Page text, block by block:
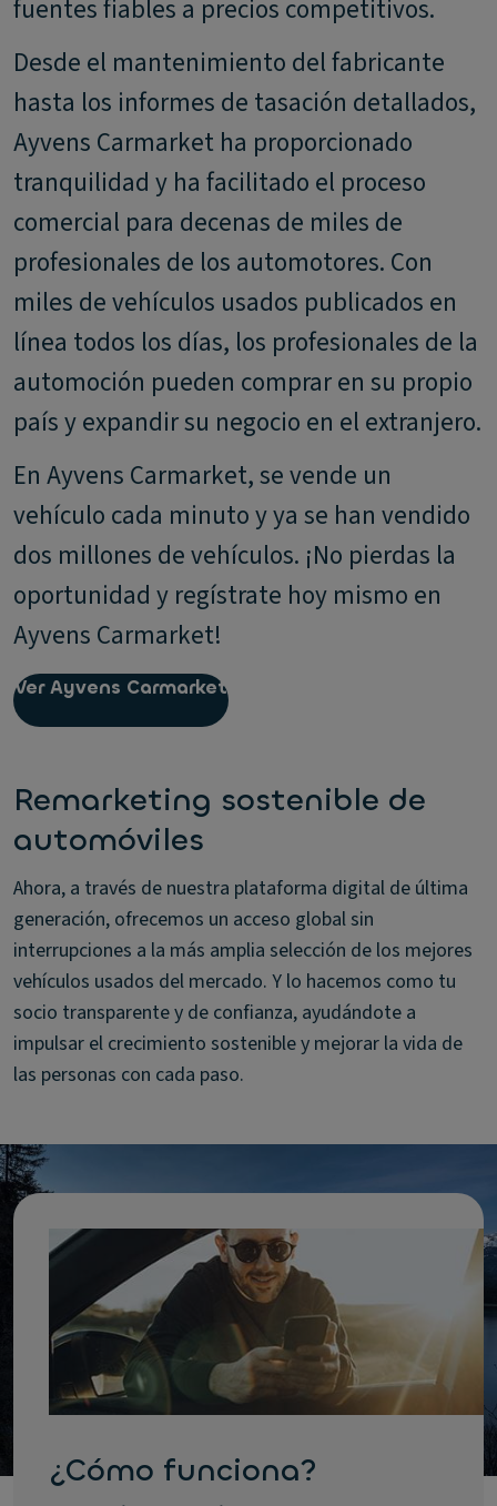
fuentes fiables a precios competitivos.
Desde el mantenimiento del fabricante
hasta los informes de tasación detallados,
Ayvens Carmarket ha proporcionado
tranquilidad y ha facilitado el proceso
comercial para decenas de miles de
profesionales de los automotores. Con
miles de vehículos usados publicados en
línea todos los días, los profesionales de la
automoción pueden comprar en su propio
país y expandir su negocio en el extranjero.
En Ayvens Carmarket, se vende un
vehículo cada minuto y ya se han vendido
dos millones de vehículos. ¡No pierdas la
oportunidad y regístrate hoy mismo en
Ayvens Carmarket!
Ver Ayvens Carmarket
Remarketing sostenible de
automóviles
Ahora, a través de nuestra plataforma digital de última
generación, ofrecemos un acceso global sin
interrupciones a la más amplia selección de los mejores
vehículos usados del mercado. Y lo hacemos como tu
socio transparente y de confianza, ayudándote a
impulsar el crecimiento sostenible y mejorar la vida de
las personas con cada paso.
¿Cómo funciona?